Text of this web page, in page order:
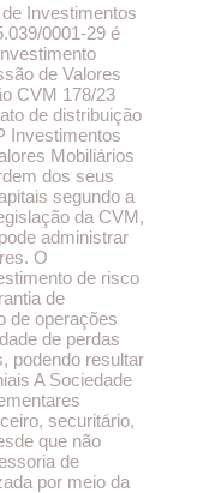
Investimentos
0001-29 é
de Valores
CVM 178/23
de distribuição
Investimentos
Mobiliários
dos seus
segundo a
da CVM,
administrar
O
de risco
de
de operações
de perdas
podendo resultar
A Sociedade
securitário,
que não
de
por meio da